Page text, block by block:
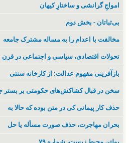
‌امواجِ گرانشی و ساختارِ کیهان
بی‌ثباتان - بخش دوم
مخالفت با اعدام را به مساله مشترک جامعه
تحولات اقتصادی، سیاسی و اجتماعی در قرن
بازآفرینی مفهوم عدالت: از کارخانه سنتی
سخن در قبال کشاکش‌های حکومتی بر بستر جنگ
حذف کار پیمانی کی در متن بودە کە حالا بە
بحران مهاجرت‌، حذف صورت مسأله یا حل